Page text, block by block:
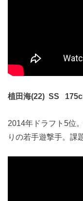
植田海(22) SS
2014年ドラフト5位
りの若手遊撃手。課